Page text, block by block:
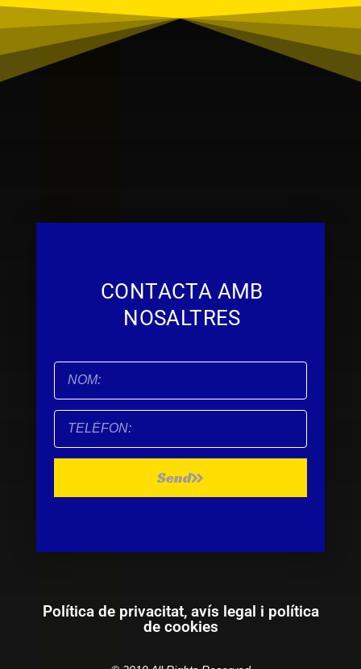
CONTACTA AMB
NOSALTRES
Send
Política de privacitat, avís legal i política
de cookies